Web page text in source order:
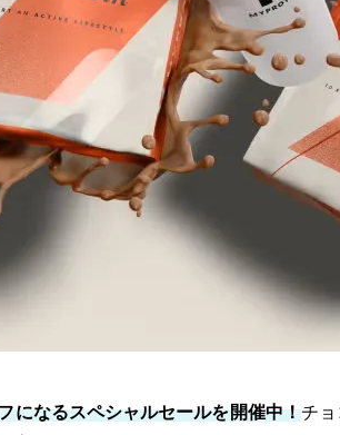
になるスペシャルセールを開催中！チ